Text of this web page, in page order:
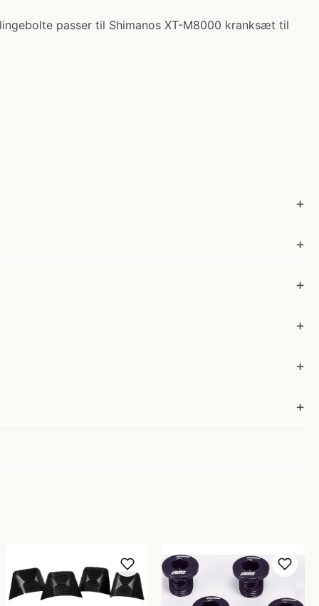
passer til Shimanos XT-M8000 kranksæt til